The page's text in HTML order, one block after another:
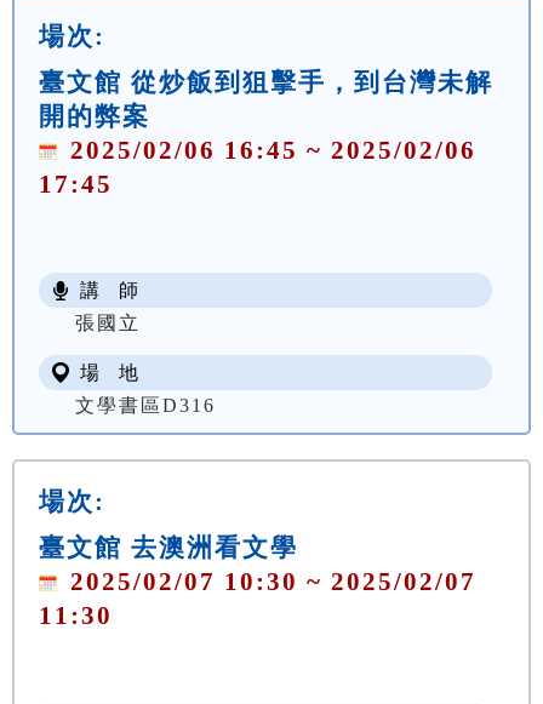
場次:
臺文館 從炒飯到狙擊手，到台灣未解
開的弊案
2025/02/06 16:45 ~ 2025/02/06
17:45
講 師
張國立
場 地
文學書區D316
場次:
臺文館 去澳洲看文學
2025/02/07 10:30 ~ 2025/02/07
11:30